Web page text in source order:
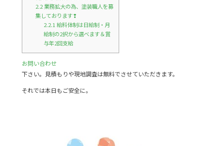
2.2業務拡大の為、塗装職人を募
集しております❢
2.2.1給料体制は日給制・月
給制の2択から選べます＆賞
与年2回支給
お問い合わせ
下さい。見積もりや現地調査は無料でさせていただきます。
それでは本日もご安全に。